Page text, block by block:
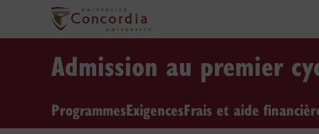
Admission au premier
ProgrammesExigencesFrais et aide